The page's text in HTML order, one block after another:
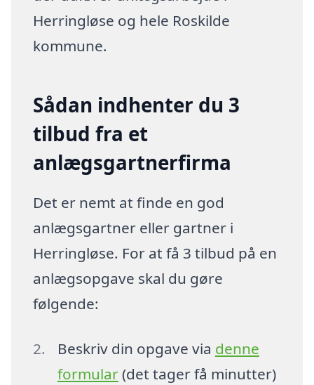
Herringløse og hele Roskilde
kommune.
Sådan indhenter du 3
tilbud fra et
anlægsgartnerfirma
Det er nemt at finde en god
anlægsgartner eller gartner i
Herringløse. For at få 3 tilbud på en
anlægsopgave skal du gøre
følgende:
Beskriv din opgave via denne
formular(det tager få minutter)